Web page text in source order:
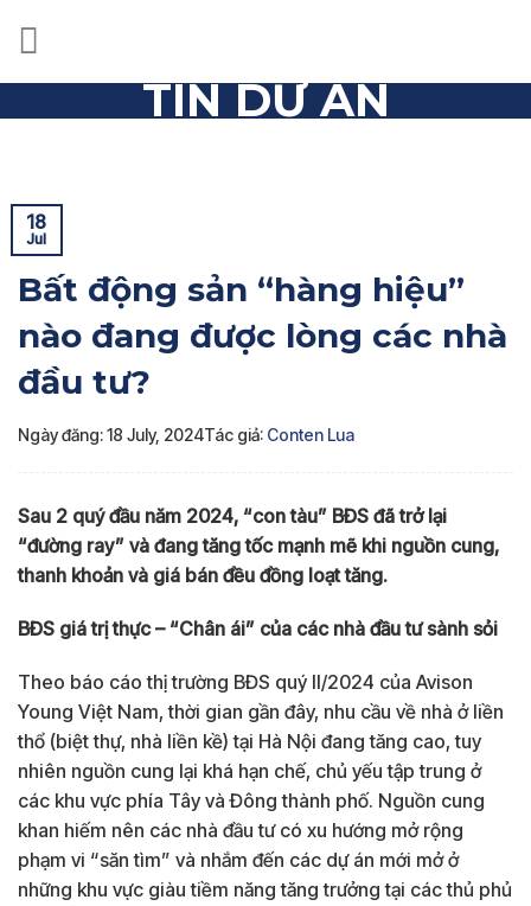
TIN DỰ ÁN
18
Jul
Bất động sản “hàng hiệu”
nào đang được lòng các nhà
đầu tư?
Ngày đăng: 18 July, 2024Tác giả: Conten Lua
Sau 2 quý đầu năm 2024, “con tàu” BĐS đã trở lại
“đường ray” và đang tăng tốc mạnh mẽ khi nguồn cung,
thanh khoản và giá bán đều đồng loạt tăng.
BĐS giá trị thực – “Chân ái” của các nhà đầu tư sành sỏi
Theo báo cáo thị trường BĐS quý II/2024 của Avison
Young Việt Nam, thời gian gần đây, nhu cầu về nhà ở liền
thổ (biệt thự, nhà liền kề) tại Hà Nội đang tăng cao, tuy
nhiên nguồn cung lại khá hạn chế, chủ yếu tập trung ở
các khu vực phía Tây và Đông thành phố. Nguồn cung
khan hiếm nên các nhà đầu tư có xu hướng mở rộng
phạm vi “săn tìm” và nhắm đến các dự án mới mở ở
những khu vực giàu tiềm năng tăng trưởng tại các thủ phủ